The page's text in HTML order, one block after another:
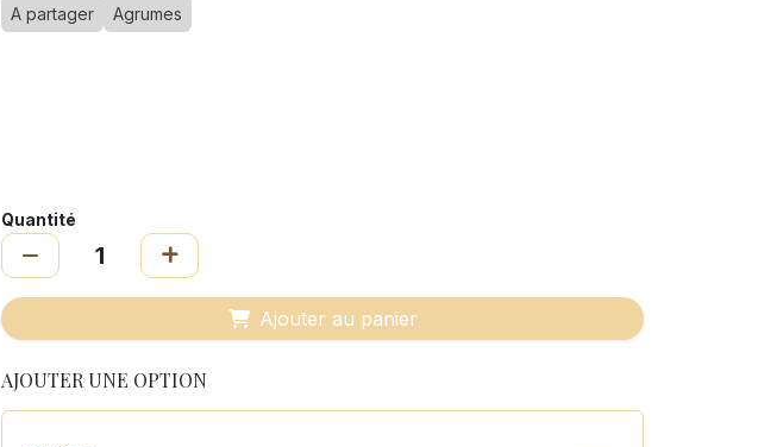
A partager Agrumes
Quantité
Ajouter au panier
AJOUTER UNE OPTION